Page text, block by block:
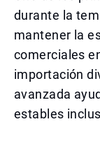
durante la
mantener la
comerciales
importación
avanzada
estables